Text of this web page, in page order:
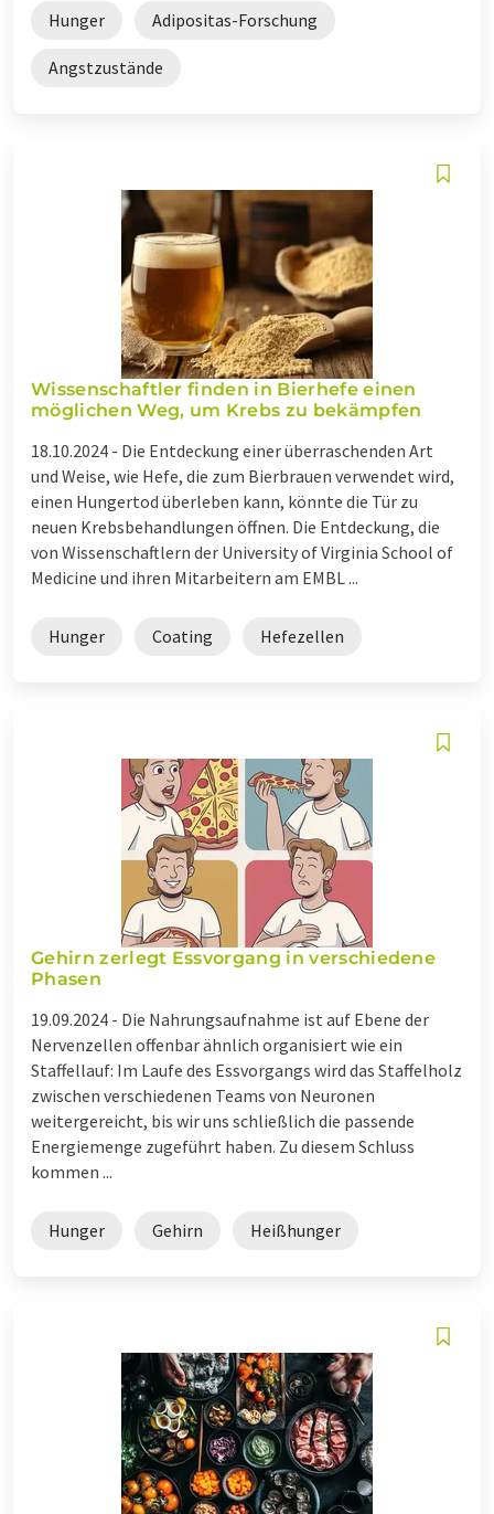
Hunger Adipositas-Forschung
Angstzustände
Wissenschaftler finden in Bierhefe einen
möglichen Weg, um Krebs zu bekämpfen
18.10.2024 - Die Entdeckung einer überraschenden Art
und Weise, wie Hefe, die zum Bierbrauen verwendet wird,
einen Hungertod überleben kann, könnte die Tür zu
neuen Krebsbehandlungen öffnen. Die Entdeckung, die
von Wissenschaftlern der University of Virginia School of
Medicine und ihren Mitarbeitern am EMBL ...
Hunger Coating Hefezellen
Gehirn zerlegt Essvorgang in verschiedene
Phasen
19.09.2024 - Die Nahrungsaufnahme ist auf Ebene der
Nervenzellen offenbar ähnlich organisiert wie ein
Staffellauf: Im Laufe des Essvorgangs wird das Staffelholz
zwischen verschiedenen Teams von Neuronen
weitergereicht, bis wir uns schließlich die passende
Energiemenge zugeführt haben. Zu diesem Schluss
kommen ...
Hunger Gehirn Heißhunger